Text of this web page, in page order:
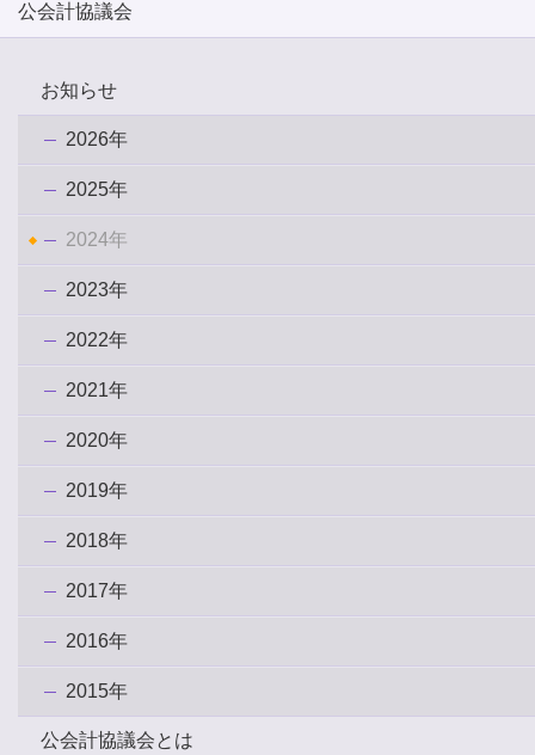
公会計協議会
お知らせ
2026年
2025年
2024年
2023年
2022年
2021年
2020年
2019年
2018年
2017年
2016年
2015年
公会計協議会とは